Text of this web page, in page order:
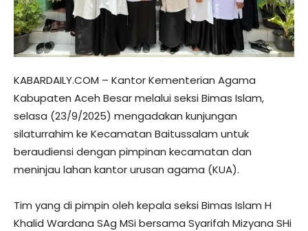
KABARDAILY.COM – Kantor Kementerian Agama
Kabupaten Aceh Besar melalui seksi Bimas Islam,
selasa (23/9/2025) mengadakan kunjungan
silaturrahim ke Kecamatan Baitussalam untuk
beraudiensi dengan pimpinan kecamatan dan
meninjau lahan kantor urusan agama (KUA).
Tim yang di pimpin oleh kepala seksi Bimas Islam H
Khalid Wardana SAg MSi bersama Syarifah Mizyana SHi